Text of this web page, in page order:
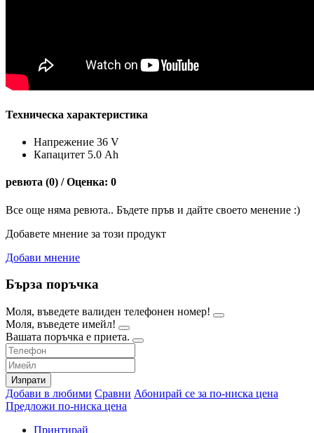
Техническа характеристика
Напрежение 36 V
Капацитет 5.0 Ah
ревюта (0) / Оценка: 0
Все още няма ревюта.. Бъдете пръв и дайте своето менение :)
Добавете мнение за този продукт
Добави мнение
Бърза поръчка
Моля, въведете валиден телефонен номер!
Моля, въведете имейл!
Вашата поръчка е приета.
Изпрати
Добави в любими Сравни Абонирай се за по-ниска цена
Предложи по-ниска цена
Принтирай